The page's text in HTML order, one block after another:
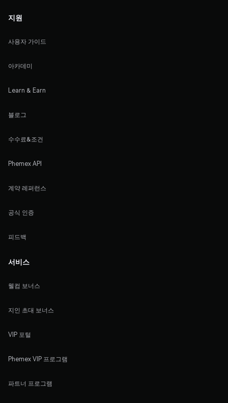
지원
사용자 가이드
아카데미
Learn & Earn
블로그
수수료&조건
Phemex API
계약 레퍼런스
공식 인증
피드백
서비스
웰컴 보너스
지인 초대 보너스
VIP 포털
Phemex VIP 프로그램
파트너 프로그램